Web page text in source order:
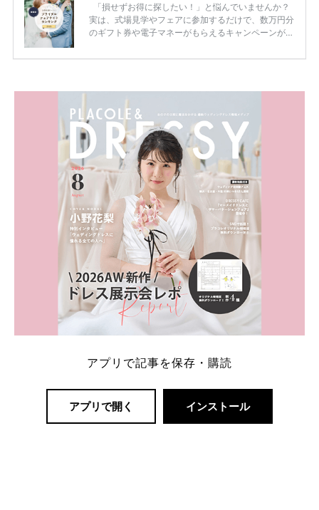
「損せずお得に探したい！」と悩んでいませんか？
実は、式場見学やフェアに参加するだけで、数万円分
のギフト券や電子マネーがもらえるキャンペーンがあ
ため、比較せずに選ぶと損をしてしまうことも……。
内容：特典金額・条件・応募方法・注意点 「どこが
一番お得？」「プラコレの特典は？」といった疑問も
解決します。 まずは診断で候補を絞れる「ウェディ
ング診断」か、体験型 […]
続きを読む
アプリで記事を保存・購読
アプリで開く インストール